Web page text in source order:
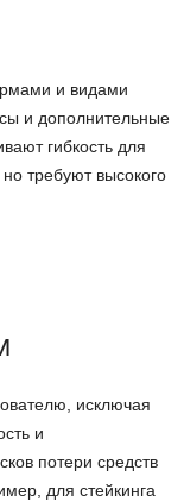
и видами
и дополнительные
гибкость для
требуют высокого
исключая
и
потери средств
для стейкинга